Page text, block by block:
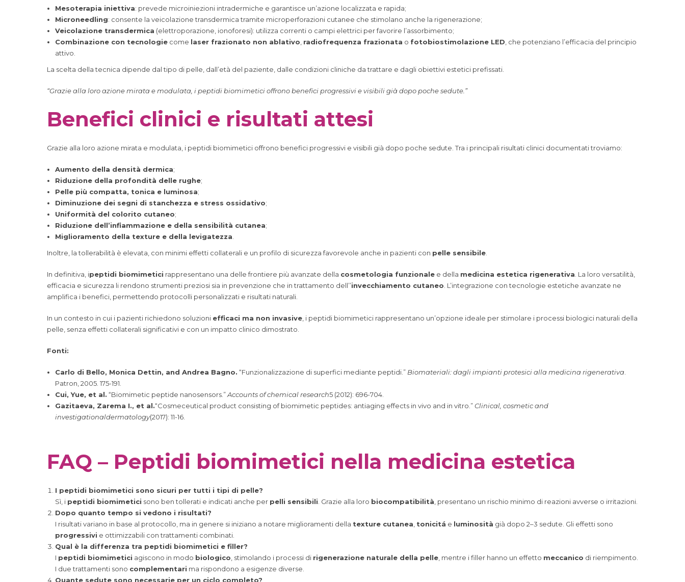
Mesoterapia iniettiva: prevede microiniezioni intradermiche e garantisce un’azione localizzata e rapida;
Microneedling: consente la veicolazione transdermica tramite microperforazioni cutanee che stimolano anche la rigenerazione;
Veicolazione transdermica (elettroporazione, ionoforesi): utilizza correnti o campi elettrici per favorire l’assorbimento;
Combinazione con tecnologiecome laser frazionato non ablativo radiofrequenza frazionata o fotobiostimolazione LED , che potenziano l’efficacia del principio
attivo.
La scelta della tecnica dipende dal tipo di pelle, dall’età del paziente, dalle condizioni cliniche da trattare e dagli obiettivi estetici prefissati.
“Grazie alla loro azione mirata e modulata, i peptidi biomimetici offrono benefici progressivi e visibili già dopo poche sedute.”
Benefici clinici e risultati attesi
Grazie alla loro azione mirata e modulata, i peptidi biomimetici offrono benefici progressivi e visibili già dopo poche sedute. Tra i principali risultati clinici documentati troviamo:
Aumento della densità dermica;
Riduzione della profondità delle rughe;
Pelle più compatta, tonica e luminosa;
Diminuzione dei segni di stanchezza e stress ossidativo;
Uniformità del colorito cutaneo;
Riduzione dell’infiammazione e della sensibilità cutanea;
Miglioramento della texture e della levigatezza
Inoltre, la tollerabilità è elevata, con minimi effetti collaterali e un profilo di sicurezza favorevole anche in pazienti con pelle sensibile
In definitiva, ipeptidi biomimetici rappresentano una delle frontiere più avanzate della cosmetologia funzionale e della medicina estetica rigenerativa . La loro versatilità,
efficacia e sicurezza li rendono strumenti preziosi sia in prevenzione che in trattamento dell’’invecchiamento cutaneo . L’integrazione con tecnologie estetiche avanzate ne
amplifica i benefici, permettendo protocolli personalizzati e risultati naturali.
In un contesto in cui i pazienti richiedono soluzioni efficaci ma non invasive , i peptidi biomimetici rappresentano un’opzione ideale per stimolare i processi biologici naturali della
pelle, senza effetti collaterali significativi e con un impatto clinico dimostrato.
Fonti:
Carlo di Bello, Monica Dettin, and Andrea Bagno. “Funzionalizzazione di superfici mediante peptidi.” Biomateriali: dagli impianti protesici alla medicina rigenerativa
Patron, 2005. 175-191.
Cui, Yue, et al. “Biomimetic peptide nanosensors.”Accounts of chemical research5 (2012): 696-704.
Gazitaeva, Zarema I., et al.“Cosmeceutical product consisting of biomimetic peptides: antiaging effects in vivo and in vitro.”Clinical, cosmetic and
investigationaldermatology(2017): 11-16.
FAQ – Peptidi biomimetici nella medicina estetica
I peptidi biomimetici sono sicuri per tutti i tipi di pelle?
Sì, i peptidi biomimetici sono ben tollerati e indicati anche per pelli sensibili . Grazie alla loro biocompatibilità , presentano un rischio minimo di reazioni avverse o irritazioni.
Dopo quanto tempo si vedono i risultati?
I risultati variano in base al protocollo, ma in genere si iniziano a notare miglioramenti della texture cutanea tonicitá e luminosità già dopo 2–3 sedute. Gli effetti sono
progressivi e ottimizzabili con trattamenti combinati.
Qual è la differenza tra peptidi biomimetici e filler?
I peptidi biomimetici agiscono in modo biologico , stimolando i processi di rigenerazione naturale della pelle, mentre i filler hanno un effetto meccanico di riempimento.
I due trattamenti sono complementari ma rispondono a esigenze diverse.
Quante sedute sono necessarie per un ciclo completo?